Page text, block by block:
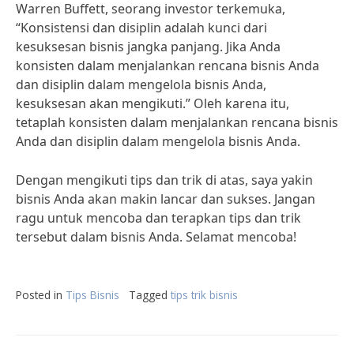
Warren Buffett, seorang investor terkemuka,
“Konsistensi dan disiplin adalah kunci dari
kesuksesan bisnis jangka panjang. Jika Anda
konsisten dalam menjalankan rencana bisnis Anda
dan disiplin dalam mengelola bisnis Anda,
kesuksesan akan mengikuti.” Oleh karena itu,
tetaplah konsisten dalam menjalankan rencana bisnis
Anda dan disiplin dalam mengelola bisnis Anda.
Dengan mengikuti tips dan trik di atas, saya yakin
bisnis Anda akan makin lancar dan sukses. Jangan
ragu untuk mencoba dan terapkan tips dan trik
tersebut dalam bisnis Anda. Selamat mencoba!
Posted in Tips Bisnis Tagged tips trik bisnis